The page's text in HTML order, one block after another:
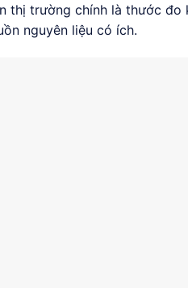
thị trường chính là thước đo
nguyên liệu có ích.